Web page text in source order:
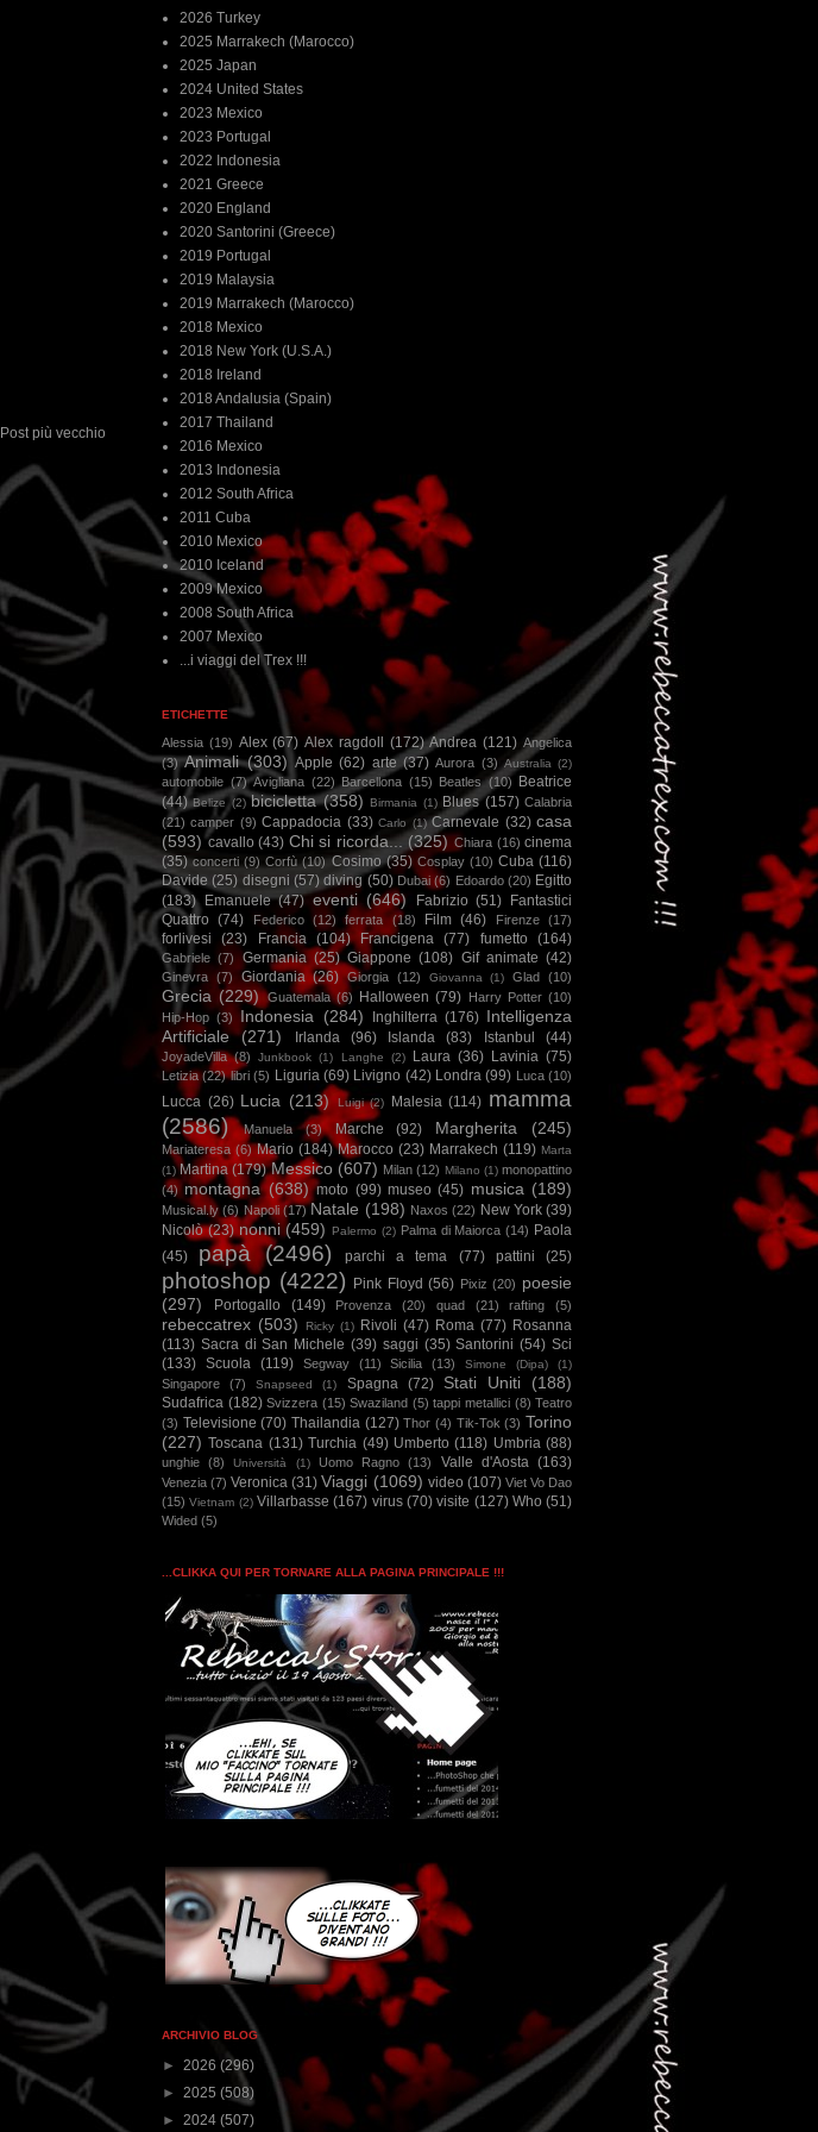
Post più vecchio
2026 Turkey
2025 Marrakech (Marocco)
2025 Japan
2024 United States
2023 Mexico
2023 Portugal
2022 Indonesia
2021 Greece
2020 England
2020 Santorini (Greece)
2019 Portugal
2019 Malaysia
2019 Marrakech (Marocco)
2018 Mexico
2018 New York (U.S.A.)
2018 Ireland
2018 Andalusia (Spain)
2017 Thailand
2016 Mexico
2013 Indonesia
2012 South Africa
2011 Cuba
2010 Mexico
2010 Iceland
2009 Mexico
2008 South Africa
2007 Mexico
...i viaggi del Trex !!!
ETICHETTE
Alessia (19) Alex (67) Alex ragdoll (172) Andrea (121) Angelica
(3) Animali (303) Apple (62) arte (37) Aurora (3) Australia (2)
automobile (7) Avigliana (22) Barcellona (15) Beatles (10)
Beatrice
(44) Belize (2) bicicletta (358) Birmania (1) Blues (157) Calabria
(21) camper (9) Cappadocia (33) Carlo (1) Carnevale (32) casa
(593) cavallo (43) Chi si ricorda... (325) Chiara (16) cinema
(35) concerti (9) Corfù (10) Cosimo (35) Cosplay (10) Cuba (116)
Davide (25) disegni (57) diving (50) Dubai (6) Edoardo (20) Egitto
(183)
Emanuele (47) eventi (646) Fabrizio (51)
Fantastici
Quattro (74) Federico (12) ferrata (18) Film (46) Firenze (17)
forlivesi (23) Francia (104) Francigena (77) fumetto (164)
Gabriele (7) Germania (25) Giappone (108) Gif animate (42)
Ginevra (7) Giordania (26) Giorgia (12) Giovanna (1) Glad (10)
Grecia (229) Guatemala (6) Halloween (79) Harry Potter (10)
Hip-Hop (3) Indonesia (284) Inghilterra (176) Intelligenza
Artificiale
(271) Irlanda (96) Islanda (83) Istanbul (44)
JoyadeVilla (8) Junkbook (1) Langhe (2) Laura (36) Lavinia (75)
Letizia (22) libri (5) Liguria (69) Livigno (42) Londra (99) Luca (10)
Lucca (26) Lucia (213) Luigi (2) Malesia (114) mamma
(2586)
Manuela (3) Marche (92) Margherita (245)
Mariateresa (6) Mario (184) Marocco (23) Marrakech (119) Marta
(1) Martina (179) Messico (607) Milan (12) Milano (1) monopattino
(4) montagna (638) moto (99) museo (45) musica (189)
Musical.ly (6) Napoli (17) Natale (198) Naxos (22) New York (39)
Nicolò (23) nonni (459) Palermo (2) Palma di Maiorca (14) Paola
(45)
papà (2496) parchi a tema (77) pattini (25)
photoshop (4222) Pink Floyd (56) Pixiz (20) poesie
(297)
Portogallo (149) Provenza (20) quad (21) rafting (5)
rebeccatrex (503) Ricky (1) Rivoli (47) Roma (77) Rosanna
(113) Sacra di San Michele (39) saggi (35) Santorini (54) Sci
(133) Scuola (119) Segway (11) Sicilia (13) Simone (Dipa) (1)
Singapore (7) Snapseed (1) Spagna (72) Stati Uniti (188)
Sudafrica (182) Svizzera (15) Swaziland (5) tappi metallici (8) Teatro
(3) Televisione (70) Thailandia (127) Thor (4) Tik-Tok (3) Torino
(227) Toscana (131) Turchia (49) Umberto (118) Umbria (88)
unghie (8) Università (1) Uomo Ragno (13) Valle d'Aosta (163)
Venezia (7) Veronica (31) Viaggi (1069) video (107) Viet Vo Dao
(15) Vietnam (2) Villarbasse (167) virus (70) visite (127) Who (51)
Wided (5)
...CLIKKA QUI PER TORNARE ALLA PAGINA PRINCIPALE !!!
ARCHIVIO BLOG
► 2026 (296)
► 2025 (508)
► 2024 (507)